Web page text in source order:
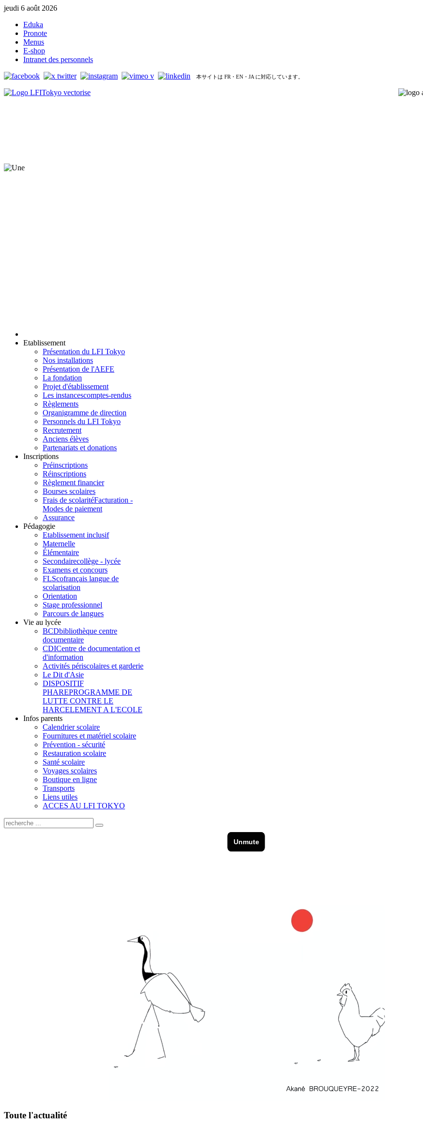
jeudi 6 août 2026
Eduka
Pronote
Menus
E-shop
Intranet des personnels
本サイトは FR・EN・JA に対応しています。
Etablissement
Présentation du LFI Tokyo
Nos installations
Présentation de l'AEFE
La fondation
Projet d'établissement
Les instancescomptes-rendus
Règlements
Organigramme de direction
Personnels du LFI Tokyo
Recrutement
Anciens élèves
Partenariats et donations
Inscriptions
Préinscriptions
Réinscriptions
Règlement financier
Bourses scolaires
Frais de scolaritéFacturation -
Modes de paiement
Assurance
Pédagogie
Etablissement inclusif
Maternelle
Élémentaire
Secondairecollège - lycée
Examens et concours
FLScofrançais langue de
scolarisation
Orientation
Stage professionnel
Parcours de langues
Vie au lycée
BCDbibliothèque centre
documentaire
CDICentre de documentation et
d'information
Activités périscolaires et garderie
Le Dit d'Asie
DISPOSITIF
PHAREPROGRAMME DE
LUTTE CONTRE LE
HARCELEMENT A L'ECOLE
Infos parents
Calendrier scolaire
Fournitures et matériel scolaire
Prévention - sécurité
Restauration scolaire
Santé scolaire
Voyages scolaires
Boutique en ligne
Transports
Liens utiles
ACCES AU LFI TOKYO
Toute l'actualité